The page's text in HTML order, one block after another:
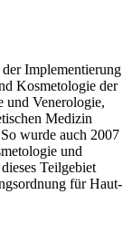
Implementierung
Kosmetologie der
und Venerologie,
Medizin
wurde auch 2007
und
Teilgebiet
für Haut-